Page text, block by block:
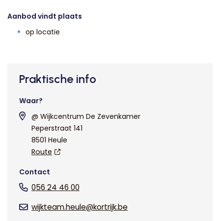
Aanbod vindt plaats
op locatie
Praktische info
Waar?
@ Wijkcentrum De Zevenkamer
Peperstraat 141
8501 Heule
Route
Contact
056 24 46 00
wijkteam.heule@kortrijk.be